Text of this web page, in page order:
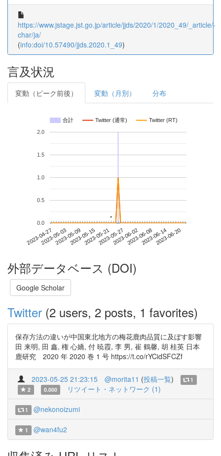
https://www.jstage.jst.go.jp/article/jjds/2020/1/2020_49/_article/-
char/ja/
(info:doi/10.57490/jjds.2020.1_49)
言及状況
変動（ピーク前後） 変動（月別） 分布
合計 Twitter (通常) Twitter (RT)
2023-04-272023-05-032023-05-092023-05-152023-05-212023-05-272023-06-022023-06-082023-06-142023-06-20
0.0
0.5
1.0
1.5
2.0
**
外部データベース (DOI)
Google Scholar
Twitter (2 users, 2 posts, 1 favorites)
保存方法の違いが中国東北地方の梅花鹿肉品質に及ぼす影響
田 来明, 田 鑫, 権 心嬌, 付 暁霞, 李 男, 崔 鶴馨, 胡 桂英 日本
鹿研究 2020 年 2020 巻 1 号 https://t.co/rYCidSFCZf
2023-05-25 21:23:15 @morita11 (投稿一覧)
1
2
0.000 リツイート・ネットワーク (1)
1 @nekonoizumi
1 @wan4fu2